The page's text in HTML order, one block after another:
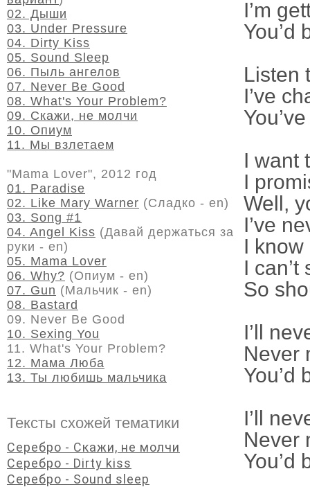
I’m
You’d
Listen
I’ve
I want
I
Well,
I’ve
I
I
So
I’ll
Never
You’d
I’ll
Never
You’d
02. Дыши
03. Under Pressure
04. Dirty Kiss
05. Sound Sleep
06. Пыль ангелов
07. Never Be Good
08. What's Your Problem?
09. Скажи, не молчи
10. Опиум
11. Мы взлетаем
"Mama Lover", 2012 год
01. Paradise
02. Like Mary Warner (Сладко - en)
03. Song #1
04. Angel Kiss (Давай держаться за
руки - en)
05. Mama Lover
06. Why? (Опиум - en)
07. Gun (Мальчик - en)
08. Bastard
09. Never Be Good
10. Sexing You
11. What's Your Problem?
12. Мама Люба
13. Ты любишь мальчика
Тексты схожей тематики
Серебро - Скажи, не молчи
Серебро - Dirty kiss
Серебро - Sound sleep